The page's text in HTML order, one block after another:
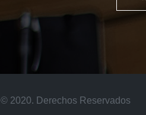
© 2020. Derechos Reservados